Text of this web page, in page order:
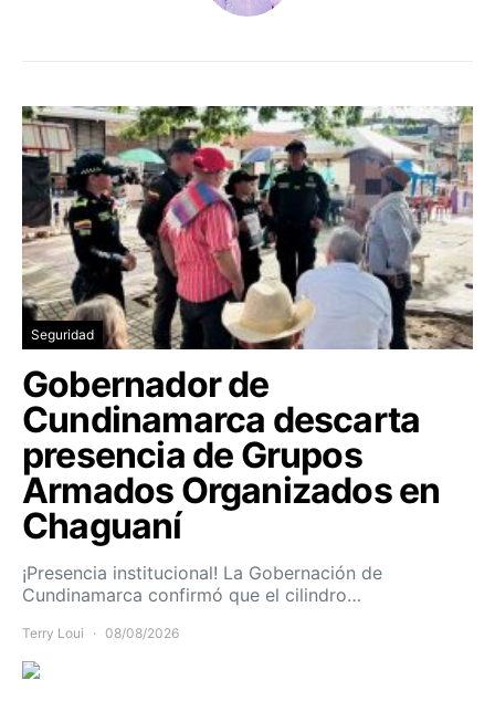
Seguridad
Gobernador de
Cundinamarca descarta
presencia de Grupos
Armados Organizados en
Chaguaní
¡Presencia institucional! La Gobernación de
Cundinamarca confirmó que el cilindro…
Terry Loui 08/08/2026